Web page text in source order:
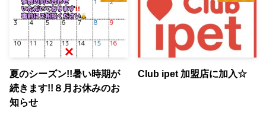
夏のシーズン!!暑い時期が
続きます!!８月お休みのお
知らせ
Club ipet 加盟店に加入☆